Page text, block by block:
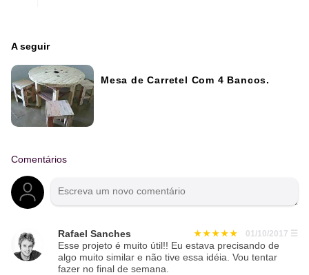
A seguir
Mesa de Carretel Com 4 Bancos.
Comentários
Rafael Sanches 01/10/2017 ☰
Esse projeto é muito útil!! Eu estava precisando de
algo muito similar e não tive essa idéia. Vou tentar
fazer no final de semana.